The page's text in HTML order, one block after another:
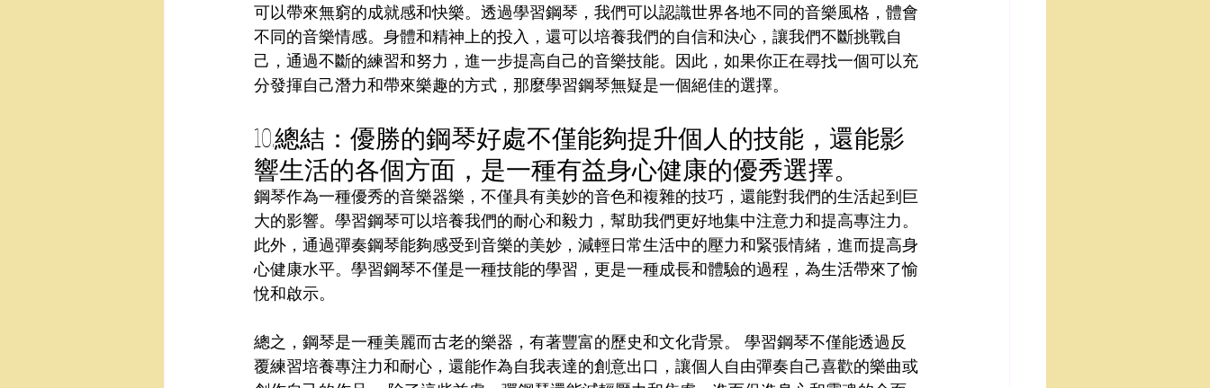
可以帶來無窮的成就感和快樂。透過學習鋼琴，我們可以認識世界各地不同的音樂風格，體會
不同的音樂情感。身體和精神上的投入，還可以培養我們的自信和決心，讓我們不斷挑戰自
己，通過不斷的練習和努力，進一步提高自己的音樂技能。因此，如果你正在尋找一個可以充
分發揮自己潛力和帶來樂趣的方式，那麼學習鋼琴無疑是一個絕佳的選擇。
10.總結：優勝的鋼琴好處不僅能夠提升個人的技能，還能影
響生活的各個方面，是一種有益身心健康的優秀選擇。
鋼琴作為一種優秀的音樂器樂，不僅具有美妙的音色和複雜的技巧，還能對我們的生活起到巨
大的影響。學習鋼琴可以培養我們的耐心和毅力，幫助我們更好地集中注意力和提高專注力。
此外，通過彈奏鋼琴能夠感受到音樂的美妙，減輕日常生活中的壓力和緊張情緒，進而提高身
心健康水平。學習鋼琴不僅是一種技能的學習，更是一種成長和體驗的過程，為生活帶來了愉
悅和啟示。
總之，鋼琴是一種美麗而古老的樂器，有著豐富的歷史和文化背景。 學習鋼琴不僅能透過反
覆練習培養專注力和耐心，還能作為自我表達的創意出口，讓個人自由彈奏自己喜歡的樂曲或